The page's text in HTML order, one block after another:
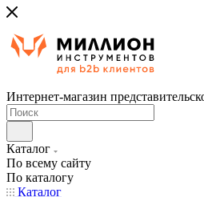
Интернет-магазин
Каталог
По всему сайту
По каталогу
Каталог